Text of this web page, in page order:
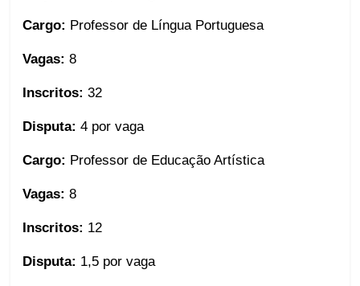
Cargo: Professor de Língua Portuguesa
Vagas:8
Inscritos:32
Disputa: 4 por vaga
Cargo: Professor de Educação Artística
Vagas:8
Inscritos: 12
Disputa: 1,5 por vaga